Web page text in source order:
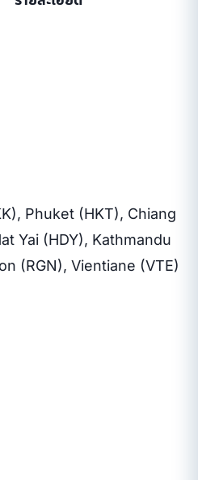
Phuket (HKT), Chiang
Yai (HDY), Kathmandu
(RGN), Vientiane (VTE)